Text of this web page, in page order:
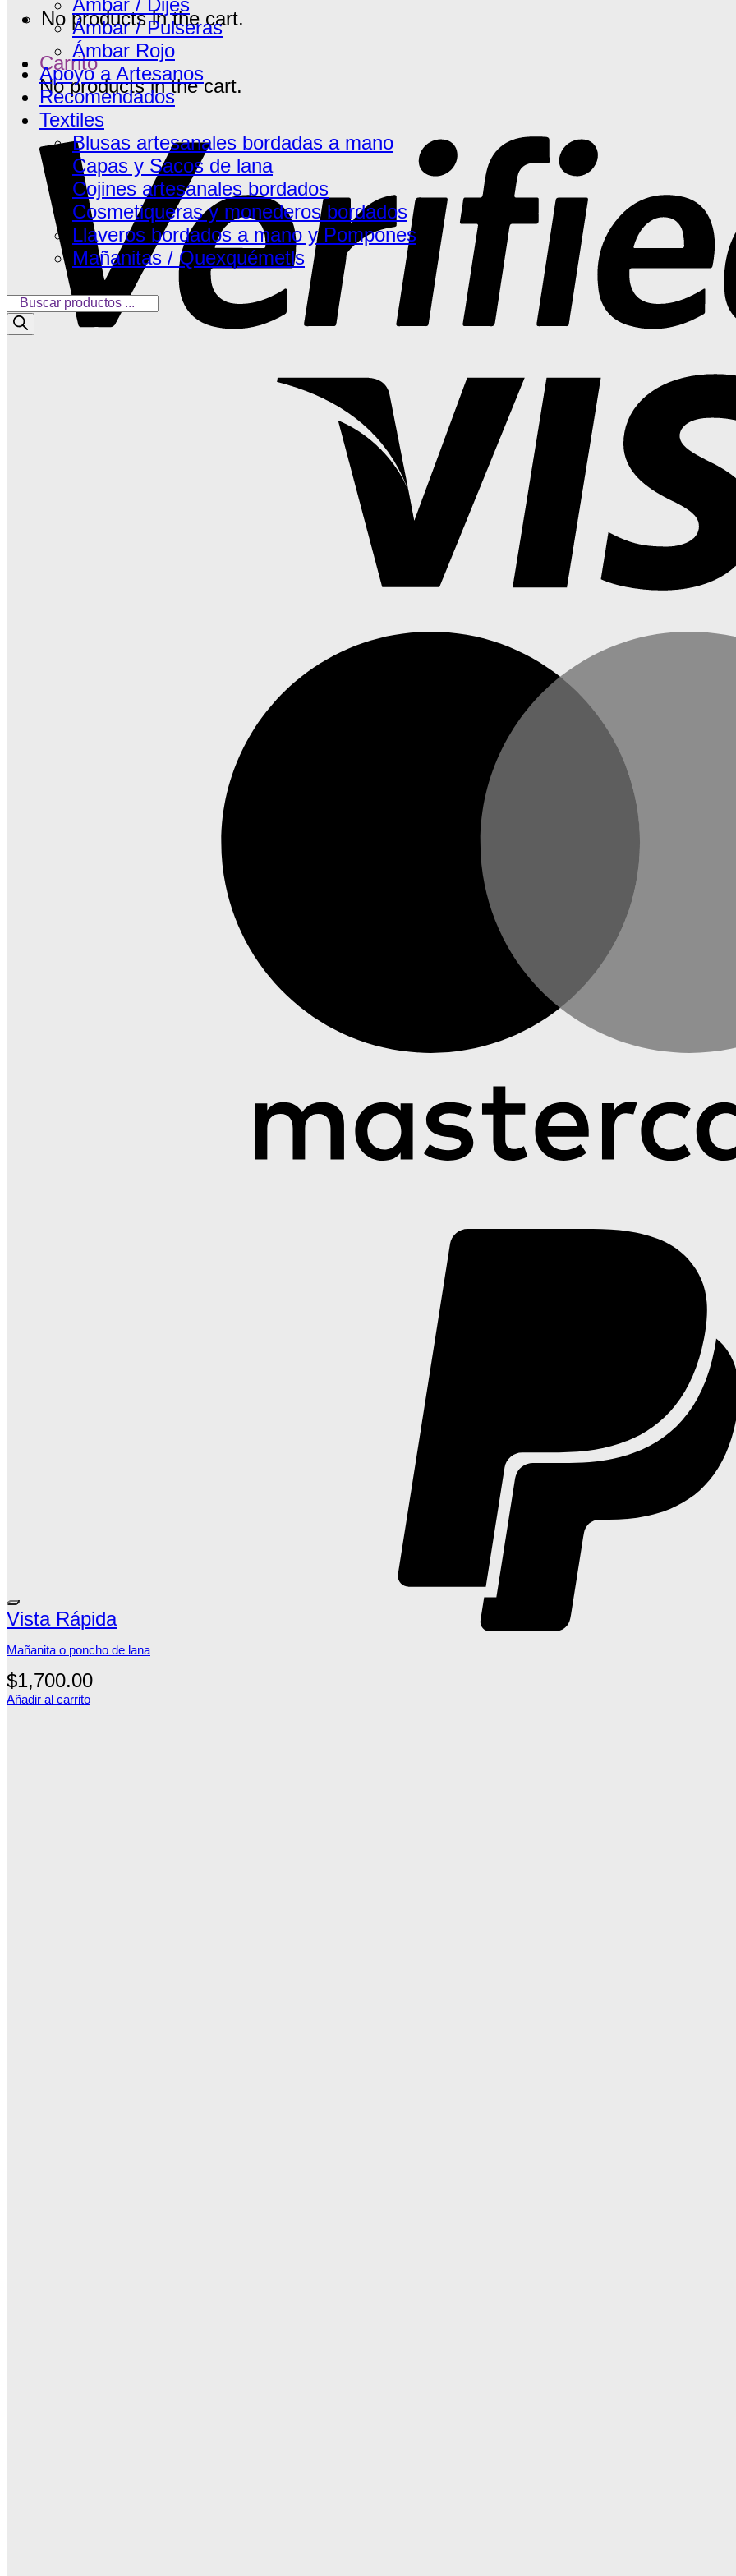
No products in the cart.
Carrito
No products in the cart.
Ámbar / Dijes
Ámbar / Pulseras
Ámbar Rojo
Apoyo a Artesanos
Recomendados
Textiles
Blusas artesanales bordadas a mano
Capas y Sacos de lana
Cojines artesanales bordados
Cosmetiqueras y monederos bordados
Llaveros bordados a mano y Pompones
Mañanitas / Quexquémetls
Búsqueda
de
Vista Rápida
Mañanita o poncho de lana
$1,700.00
Añadir al carrito